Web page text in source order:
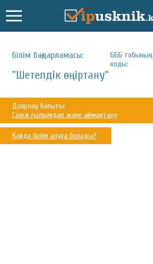
Білім бағдарламасы:
БББ тобының
коды:
"Шетелдік өңіртану"
Даярлау бағыты:
Саяси ғылымдар және аймақтану
Қайда білім алуға болады?